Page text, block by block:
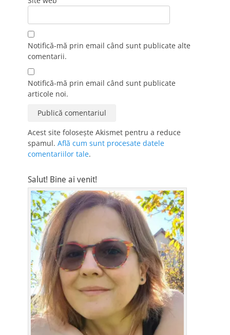
Notifică-mă prin email când sunt publicate alte
comentarii.
Notifică-mă prin email când sunt publicate
articole noi.
Acest site folosește Akismet pentru a reduce
spamul. Află cum sunt procesate datele
comentariilor tale.
Salut! Bine ai venit!